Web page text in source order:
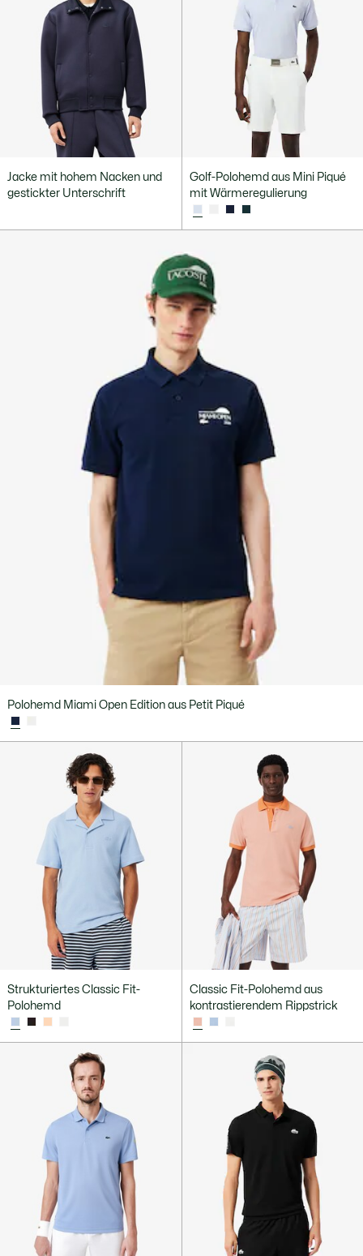
Jacke mit hohem Nacken und
gestickter Unterschrift
Golf-Polohemd aus Mini Piqué
mit Wärmeregulierung
Polohemd Miami Open Edition aus Petit Piqué
Strukturiertes Classic Fit-
Polohemd
Classic Fit-Polohemd aus
kontrastierendem Rippstrick